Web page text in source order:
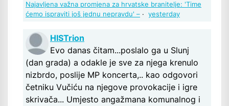
Najavljena važna promjena za hrvatske branitelje: 'Time
ćemo ispraviti još jednu nepravdu' – · yesterday
HISTrion
Evo danas čitam...poslalo ga u Slunj
(dan grada) a odakle je sve za njega krenulo
nizbrdo, poslije MP koncerta,.. kao odgovori
četniku Vučiću na njegove provokacije i igre
skrivača... Umjesto angažmana komunalnog i